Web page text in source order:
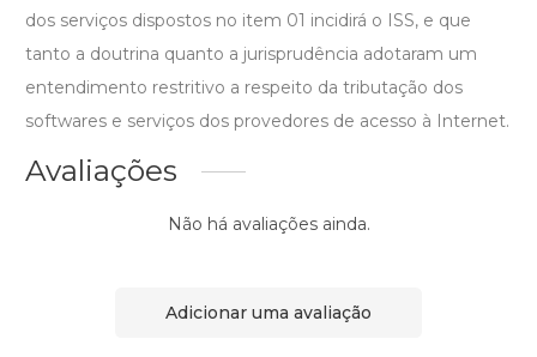
dos serviços dispostos no item 01 incidirá o ISS, e que
tanto a doutrina quanto a jurisprudência adotaram um
entendimento restritivo a respeito da tributação dos
softwares e serviços dos provedores de acesso à Internet.
Avaliações
Não há avaliações ainda.
Adicionar uma avaliação